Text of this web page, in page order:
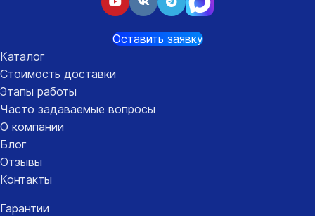
Оставить заявку
Каталог
Стоимость доставки
Этапы работы
Часто задаваемые вопросы
О компании
Блог
Отзывы
Контакты
Гарантии